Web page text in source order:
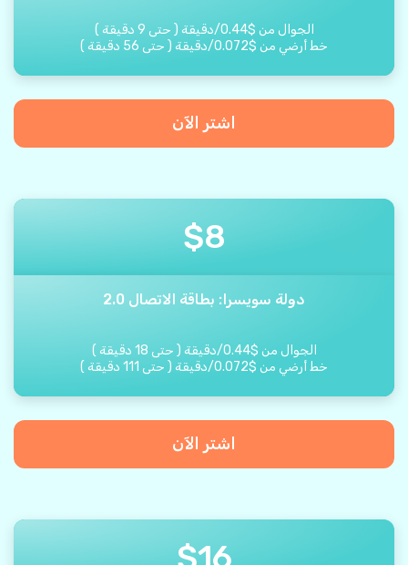
الجوال من $
0.44
/دقيقة ( حتى 9 دقيقة )
خط أرضي من $
0.072
/دقيقة ( حتى 56 دقيقة )
اشتر الآن
$8
دولة سويسرا: بطاقة الاتصال 2.0
الجوال من $
0.44
/دقيقة ( حتى 18 دقيقة )
خط أرضي من $
0.072
/دقيقة ( حتى 111 دقيقة )
اشتر الآن